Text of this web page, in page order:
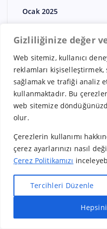
Gizliliğinize değer
Web sitemiz, kullanıcı
reklamları
sağlamak ve trafiği analiz
kullanmaktadır. Bu
web sitemize
olur.
Çerezlerin kullanımı
çerez ayarlarınızı nasıl
Çerez Politikamızı
Tercihleri Düzenle
Ocak 2025
Kasım 2024
Ekim 2024
Eylül 2024
Ocak 2020
Kategoriler
Aksesuar/Takı Bayiliği
Hızlı Bayilik Al